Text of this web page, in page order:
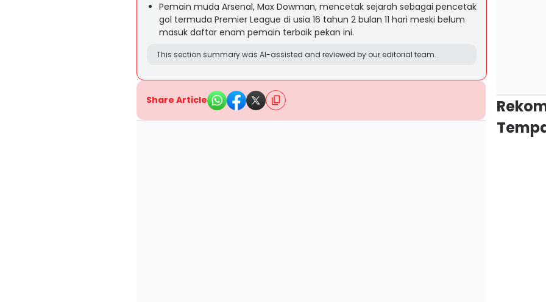
Pemain muda Arsenal, Max Dowman, mencetak sejarah sebagai pencetak
gol termuda Premier League di usia 16 tahun 2 bulan 11 hari meski belum
masuk daftar enam pemain terbaik pekan ini.
This section summary was AI-assisted and reviewed by our editorial team.
Share Article